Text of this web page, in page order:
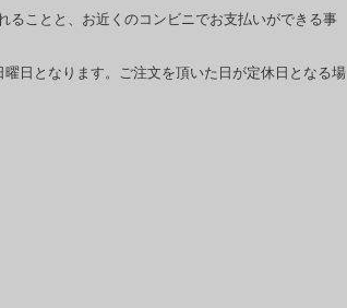
ことと、お近くのコンビニでお支払いができる事
日となります。ご注文を頂いた日が定休日となる場